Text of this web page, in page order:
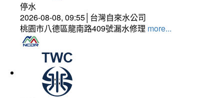
停水
2026-08-08, 09:55│台灣自來水公司
桃園市八德區龍南路409號漏水修理 more...